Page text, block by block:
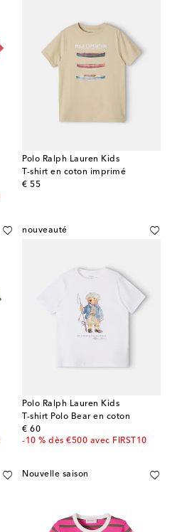
Polo Ralph Lauren Kids
T-shirt en coton imprimé
€ 55
original price
nouveauté
Polo Ralph Lauren Kids
T-shirt Polo Bear en coton
€ 60
original price
-10 % dès €500 avec FIRST10
Nouvelle saison